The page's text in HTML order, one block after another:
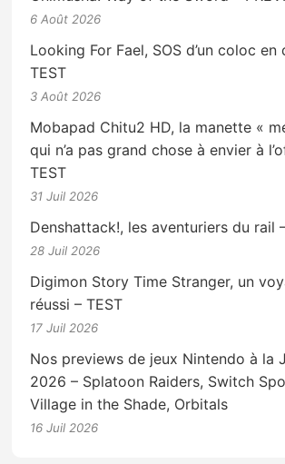
6 Août 2026
Looking For Fael, SOS d’un coloc en
TEST
3 Août 2026
Mobapad Chitu2 HD, la manette «
qui n’a pas grand chose à envier à
TEST
31 Juil 2026
Denshattack!, les aventuriers du rail
28 Juil 2026
Digimon Story Time Stranger, un
réussi – TEST
17 Juil 2026
Nos previews de jeux Nintendo à la
2026 – Splatoon Raiders, Switch
Village in the Shade, Orbitals
16 Juil 2026